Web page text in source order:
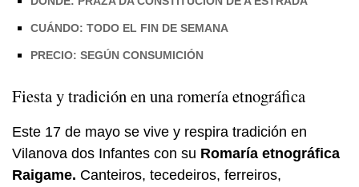
CUÁNDO: TODO EL FIN DE SEMANA
PRECIO: SEGÚN CONSUMICIÓN
Fiesta y tradición en una romería etnográfica
Este 17 de mayo se vive y respira tradición en
Vilanova dos Infantes con su Romaría etnográfica
Raigame. Canteiros, tecedeiros, ferreiros,